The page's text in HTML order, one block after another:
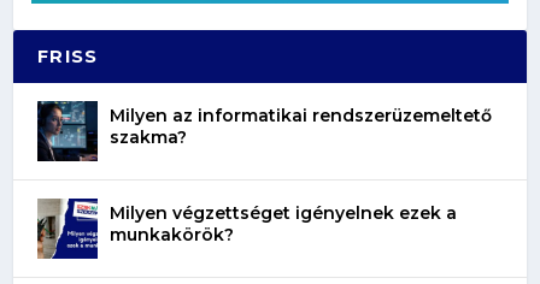
FRISS
Milyen az informatikai rendszerüzemeltető
szakma?
Milyen végzettséget igényelnek ezek a
munkakörök?